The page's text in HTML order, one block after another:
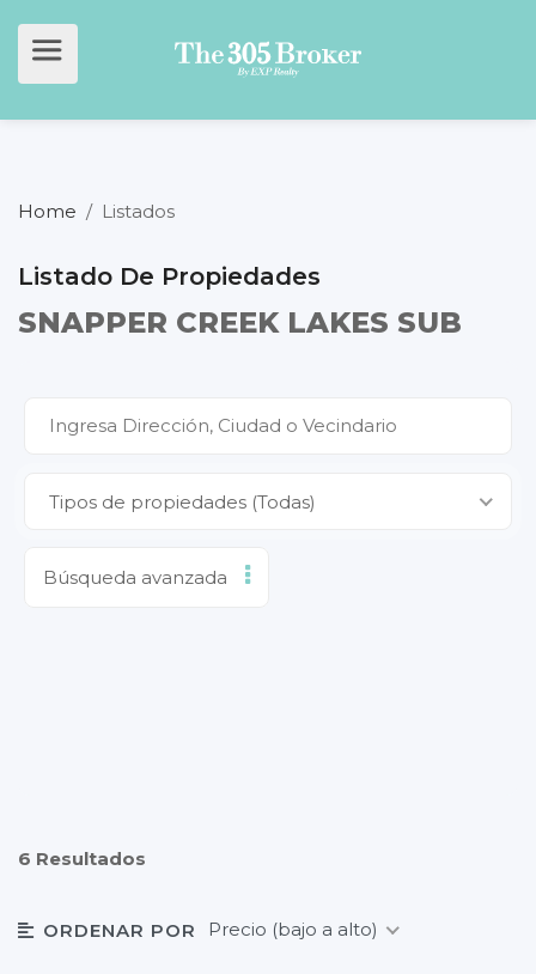
Home / Listados
Listado De Propiedades
SNAPPER CREEK LAKES SUB
Tipos de propiedades (Todas)
Búsqueda avanzada
6 Resultados
ORDENAR POR Precio (bajo a alto)